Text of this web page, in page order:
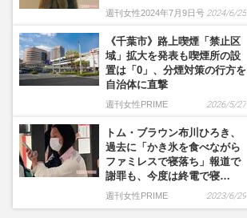
週刊女性2024年7月9日号 2024/6/25
《千葉市》路上喫煙「禁止区
域」拡大を発表も喫煙所の設
置は「0」、分煙対策の行方を
自治体に直撃
週刊女性PRIME 2026/5/27
トム・ブラウン布川ひろき、
過去に「かき氷を食べながら
ファミレスで寝落ち」報道で
謝罪も、今度は終電で寝…
週刊女性PRIME 2023/6/29